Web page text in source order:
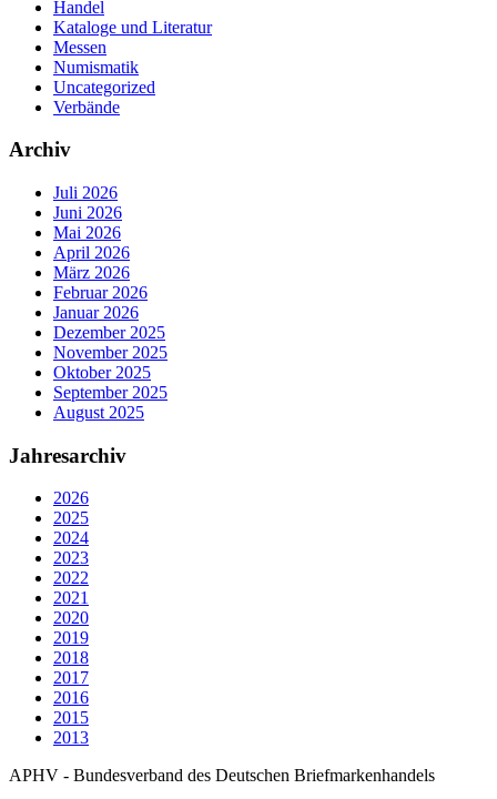
Handel
Kataloge und Literatur
Messen
Numismatik
Uncategorized
Verbände
Archiv
Juli 2026
Juni 2026
Mai 2026
April 2026
März 2026
Februar 2026
Januar 2026
Dezember 2025
November 2025
Oktober 2025
September 2025
August 2025
Jahresarchiv
2026
2025
2024
2023
2022
2021
2020
2019
2018
2017
2016
2015
2013
APHV - Bundesverband des Deutschen Briefmarkenhandels